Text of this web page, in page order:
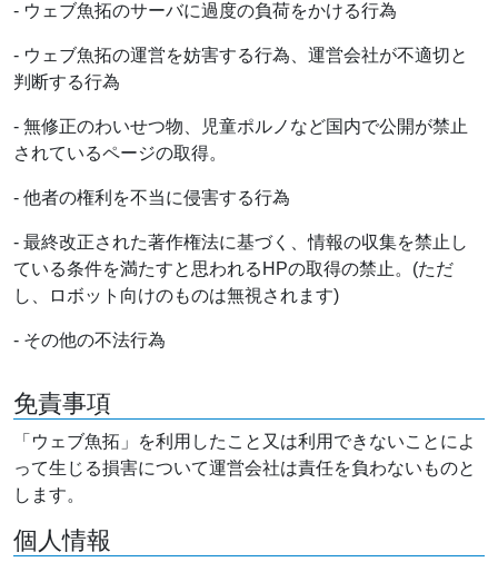
- ウェブ魚拓のサーバに過度の負荷をかける行為
- ウェブ魚拓の運営を妨害する行為、運営会社が不適切と
判断する行為
- 無修正のわいせつ物、児童ポルノなど国内で公開が禁止
されているページの取得。
- 他者の権利を不当に侵害する行為
- 最終改正された著作権法に基づく、情報の収集を禁止し
ている条件を満たすと思われるHPの取得の禁止。(ただ
し、ロボット向けのものは無視されます)
- その他の不法行為
免責事項
「ウェブ魚拓」を利用したこと又は利用できないことによ
って生じる損害について運営会社は責任を負わないものと
します。
個人情報